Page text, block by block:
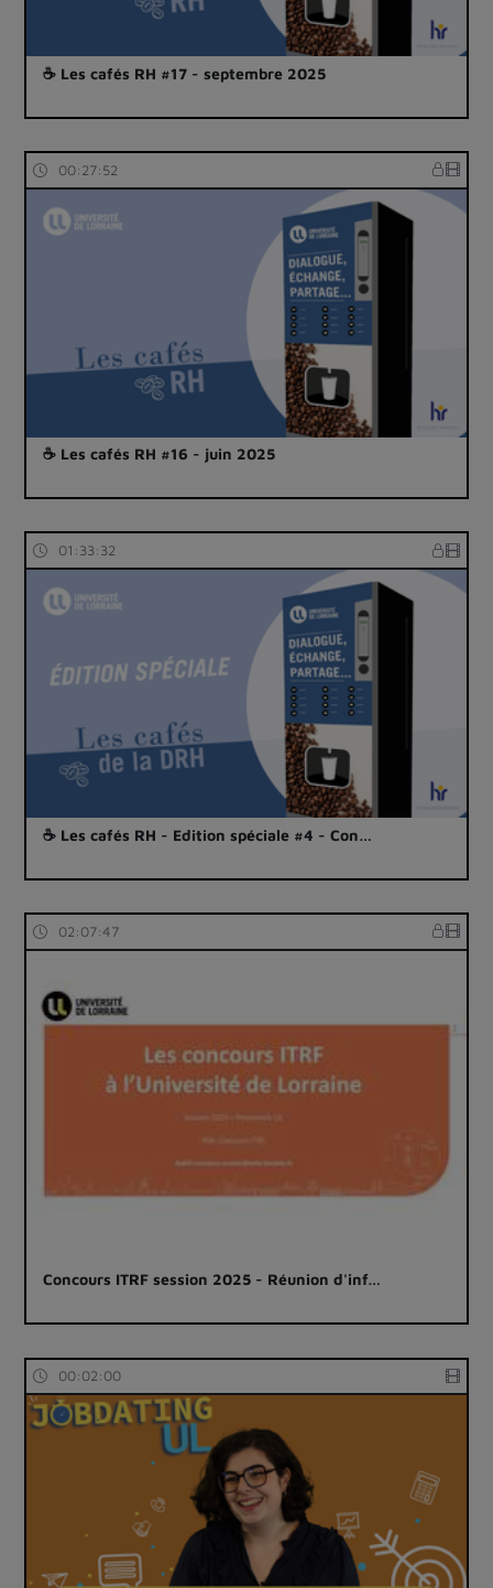
☕ Les cafés RH #17 - septembre 2025
00:27:52
☕ Les cafés RH #16 - juin 2025
01:33:32
☕ Les cafés RH - Edition spéciale #4 - Con…
02:07:47
Concours ITRF session 2025 - Réunion d'inf…
00:02:00